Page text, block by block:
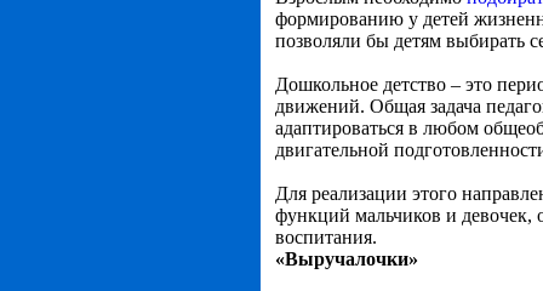
формированию у детей
позволяли бы детям выбирать
Дошкольное детство – это
движений. Общая задача
адаптироваться в любом
двигательной
Для реализации этого
функций мальчиков и девочек,
воспитания.
«Выручалочки»